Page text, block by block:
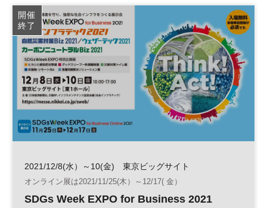
再生可能エネルギー
気候変動
開催
終了
2021/12/8(水）～10(金) 東京ビッグサイト
オンライン展は2021/11/25(木）～12/17( 金）
SDGs Week EXPO for Business 2021